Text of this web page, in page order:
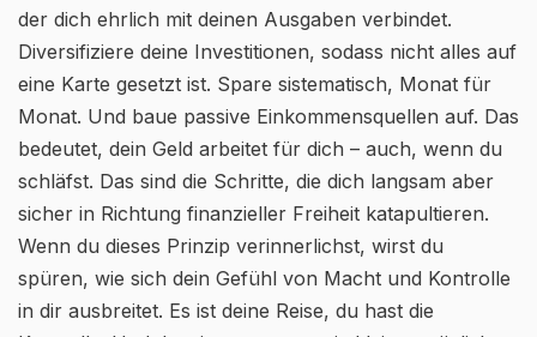
der dich ehrlich mit deinen Ausgaben verbindet.
Diversifiziere deine Investitionen, sodass nicht alles auf
eine Karte gesetzt ist. Spare sistematisch, Monat für
Monat. Und baue passive Einkommensquellen auf. Das
bedeutet, dein Geld arbeitet für dich – auch, wenn du
schläfst. Das sind die Schritte, die dich langsam aber
sicher in Richtung finanzieller Freiheit katapultieren.
Wenn du dieses Prinzip verinnerlichst, wirst du
spüren, wie sich dein Gefühl von Macht und Kontrolle
in dir ausbreitet. Es ist deine Reise, du hast die